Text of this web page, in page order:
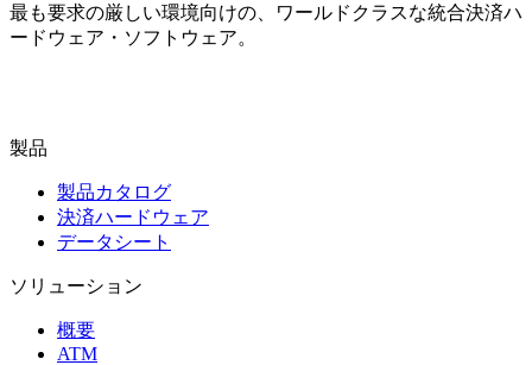
最も要求の厳しい環境向けの、ワールドクラスな統合決済ハ
ードウェア・ソフトウェア。
製品
製品カタログ
決済ハードウェア
データシート
ソリューション
概要
ATM